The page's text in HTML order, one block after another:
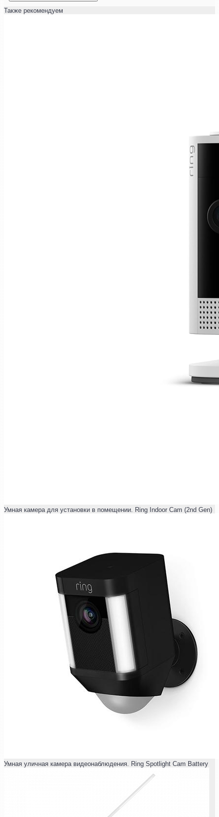
Также рекомендуем
Умная камера для установки в помещении. Ring Indoor Cam (2nd Gen)
Умная уличная камера видеонаблюдения. Ring Spotlight Cam Battery